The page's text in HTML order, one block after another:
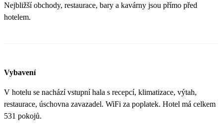
Nejbližší obchody, restaurace, bary a kavárny jsou přímo před
hotelem.
Vybavení
V hotelu se nachází vstupní hala s recepcí, klimatizace, výtah,
restaurace, úschovna zavazadel. WiFi za poplatek. Hotel má celkem
531 pokojů.